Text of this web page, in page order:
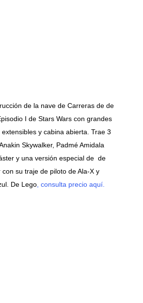
de la nave de Carreras de de
I de Stars Wars con grandes
y cabina abierta. Trae 3
Skywalker, Padmé Amidala
y una versión especial de de
con su traje de piloto de Ala-X y
De Lego, consulta precio aquí.